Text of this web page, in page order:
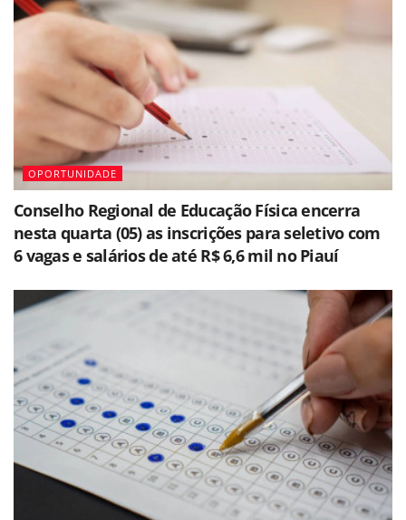
OPORTUNIDADE
Conselho Regional de Educação Física encerra
nesta quarta (05) as inscrições para seletivo com
6 vagas e salários de até R$ 6,6 mil no Piauí